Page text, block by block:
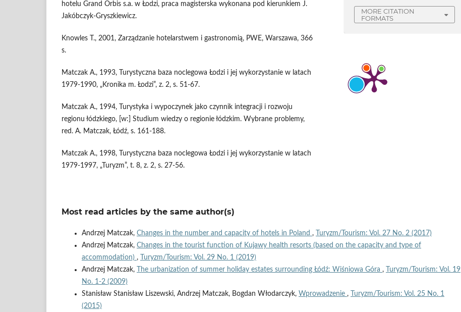
hotelu Grand Orbis s.a. w Łodzi, praca magisterska wykonana pod kierunkiem J.
Jakóbczyk-Gryszkiewicz.
Knowles T., 2001, Zarządzanie hotelarstwem i gastronomią, PWE, Warszawa, 366
s.
Matczak A., 1993, Turystyczna baza noclegowa Łodzi i jej wykorzystanie w latach
1979-1990, „Kronika m. Łodzi”, z. 2, s. 51-67.
Matczak A., 1994, Turystyka i wypoczynek jako czynnik integracji i rozwoju
regionu łódzkiego, [w:] Studium wiedzy o regionie łódzkim. Wybrane problemy,
red. A. Matczak, Łódź, s. 161-188.
Matczak A., 1998, Turystyczna baza noclegowa Łodzi i jej wykorzystanie w latach
1979-1997, „Turyzm”, t. 8, z. 2, s. 27-56.
MORE CITATION
FORMATS
Most read articles by the same author(s)
Andrzej Matczak, Changes in the number and capacity of hotels in Poland ,
Turyzm/Tourism: Vol. 27 No. 2 (2017)
Andrzej Matczak, Changes in the tourist function of Kujawy health resorts (based on the capacity and type of
accommodation) ,
Turyzm/Tourism: Vol. 29 No. 1 (2019)
Andrzej Matczak,
The urbanization of summer holiday estates surrounding Łódź: Wiśniowa Góra ,
Turyzm/Tourism: Vol. 19
No. 1-2 (2009)
Stanisław Stanisław Liszewski, Andrzej Matczak, Bogdan Włodarczyk, Wprowadzenie ,
Turyzm/Tourism: Vol. 25 No. 1
(2015)